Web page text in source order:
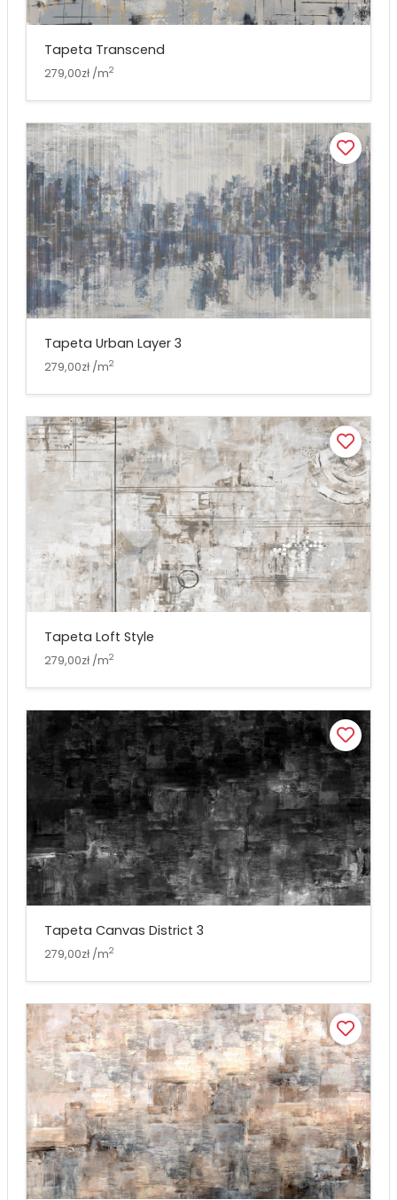
Tapeta Transcend
279,00zł /m2
Tapeta Urban Layer 3
279,00zł /m2
Tapeta Loft Style
279,00zł /m2
Tapeta Canvas District 3
279,00zł /m2